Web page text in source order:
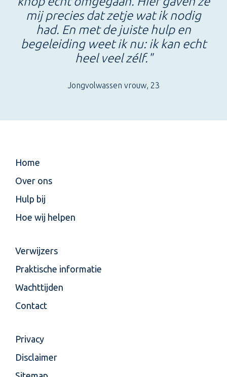
mij precies dat zetje wat ik nodig
had. En met de juiste hulp en
begeleiding weet ik nu: ik kan echt
heel veel zélf."
Jongvolwassen vrouw, 23
Home
Over ons
Hulp bij
Hoe wij helpen
Verwijzers
Praktische informatie
Wachttijden
Contact
Privacy
Disclaimer